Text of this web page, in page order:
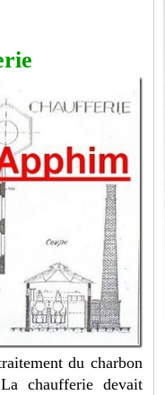
du charbon
chaufferie devait